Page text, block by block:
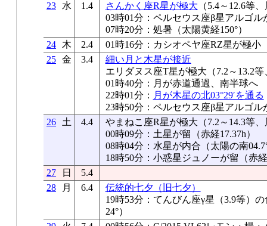
23
水 1.4 さんかく座R星が極大 （5.4～12.6等
03時01分：ペルセウス座β星アルゴル
07時20分：処暑（太陽黄経150°）
24
木 2.4
01時16分：カシオペヤ座RZ星が極小
25 金 3.4
細い月と木星が接近
エリダヌス座T星が極大（7.2～13.2等
01時40分：月が赤道通過、南半球へ
22時01分： 月が木星の北03°29′を通る
23時50分：ペルセウス座β星アルゴル
26
土 4.4
やまねこ座R星が極大（7.2～14.3等、
00時09分：土星が留（赤経17.37h）
08時04分：水星が内合（太陽の南
18時50分：小惑星ジュノーが留（赤
27
日
5.4
28
月 6.4
伝統的七夕（旧七夕）
19時53分：てんびん座γ星（3.9等）
24°）